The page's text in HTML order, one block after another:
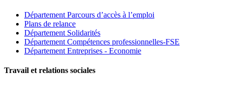
Département Parcours d’accès à l’emploi
Plans de relance
Département Solidarités
Département Compétences professionnelles-FSE
Département Entreprises - Economie
Travail et relations sociales